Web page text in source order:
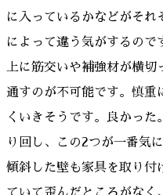
に入っているかなどがそれ
によって違う気がするので
上に筋交いや補強材が横
通すのが不可能です。慎重
くいきそうです。良かっ
り回し、この2つが一番気
傾斜した壁も家具を取り付